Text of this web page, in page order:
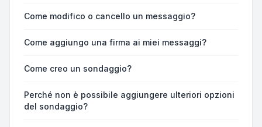
Come modifico o cancello un messaggio?
Come aggiungo una firma ai miei messaggi?
Come creo un sondaggio?
Perché non è possibile aggiungere ulteriori opzioni
del sondaggio?